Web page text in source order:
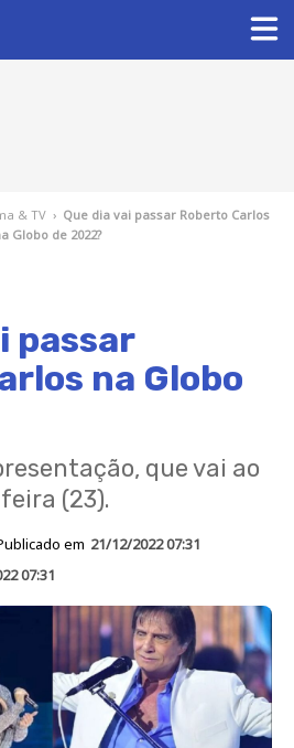
& TV › Que dia vai passar Roberto Carlos
Globo de 2022?
passar
na Globo
que vai ao
(23).
em 21/12/2022 07:31
07:31